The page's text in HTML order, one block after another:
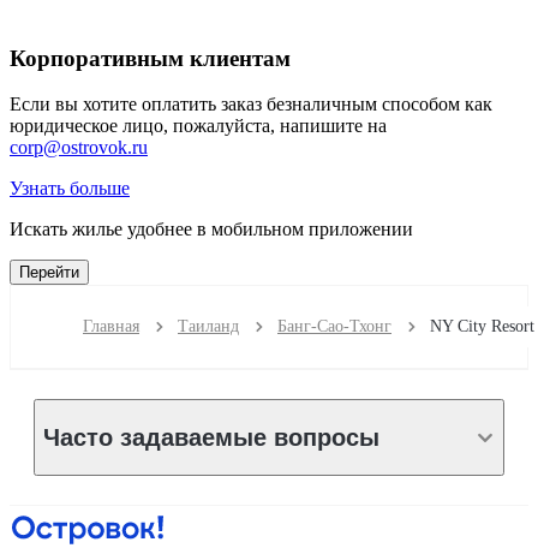
Корпоративным клиентам
Если вы хотите оплатить заказ безналичным способом как
юридическое лицо, пожалуйста, напишите на
corp@ostrovok.ru
Узнать больше
Искать жилье удобнее в мобильном приложении
Перейти
Главная Таиланд Банг-Сао-Тхонг
Часто задаваемые вопросы